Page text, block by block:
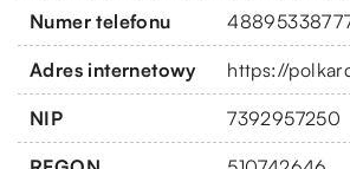
Numer telefonu
Adres internetowy https://
NIP 7392957250